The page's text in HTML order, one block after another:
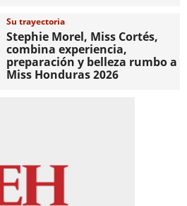
Su trayectoria
Stephie Morel, Miss Cortés,
combina experiencia,
preparación y belleza rumbo a
Miss Honduras 2026